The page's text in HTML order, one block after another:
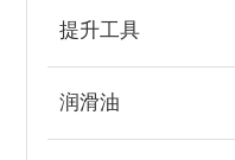
提升工具
润滑油